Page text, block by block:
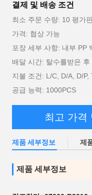
결제 및 배송 조건
최소 주문 수량: 10 평가
가격: 협상 가능
포장 세부 사항: 내부 PP
배달 시간: 탈수를받은
지불 조건: L/C, D/A, D/
공급 능력: 1000PCS
최고 가격
제품 세부정보 제
제품 세부정보